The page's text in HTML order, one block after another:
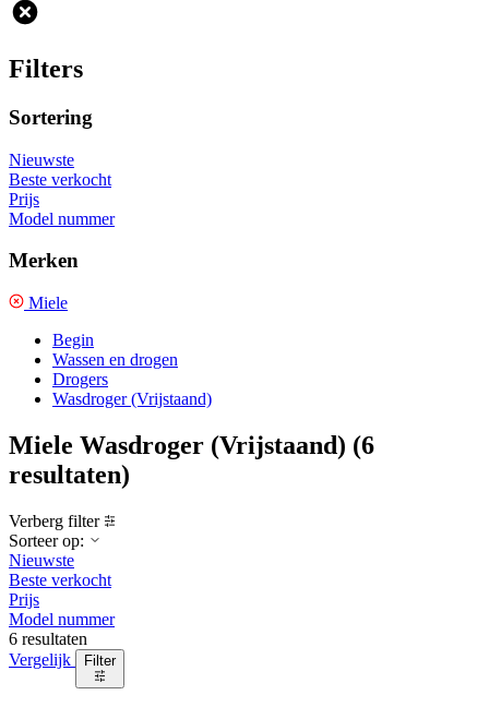
Filters
Sortering
Nieuwste
Beste verkocht
Prijs
Model nummer
Merken
Miele
Begin
Wassen en drogen
Drogers
Wasdroger (Vrijstaand)
Miele Wasdroger (Vrijstaand) (6
resultaten)
Verberg filter
Sorteer op:
Nieuwste
Beste verkocht
Prijs
Model nummer
6 resultaten
Vergelijk
Filter